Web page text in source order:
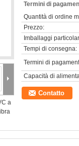
a
Termini di
Quantità di ordine
Prezzo:
Imballaggi
Tempi di consegna:
Termini di
Capacità di
Contatto